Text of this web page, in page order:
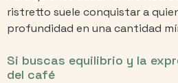
ristretto suele conquistar a
profundidad en una cantidad
Si buscas equilibrio y la
del café